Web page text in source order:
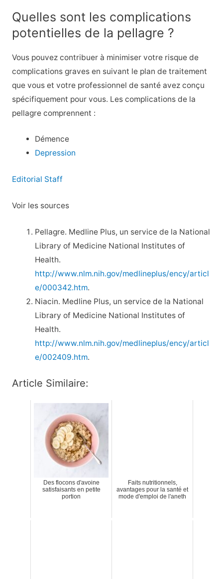
Quelles sont les complications
potentielles de la pellagre ?
Vous pouvez contribuer à minimiser votre risque de
complications graves en suivant le plan de traitement
que vous et votre professionnel de santé avez conçu
spécifiquement pour vous. Les complications de la
pellagre comprennent :
Démence
Depression
Editorial Staff
Voir les sources
Pellagre. Medline Plus, un service de la National
Library of Medicine National Institutes of
Health.
http://www.nlm.nih.gov/medlineplus/ency/articl
e/000342.htm.
Niacin. Medline Plus, un service de la National
Library of Medicine National Institutes of
Health.
http://www.nlm.nih.gov/medlineplus/ency/articl
e/002409.htm.
Article Similaire:
Des flocons d'avoine
satisfaisants en petite
portion
Faits nutritionnels,
avantages pour la santé et
mode d'emploi de l'aneth